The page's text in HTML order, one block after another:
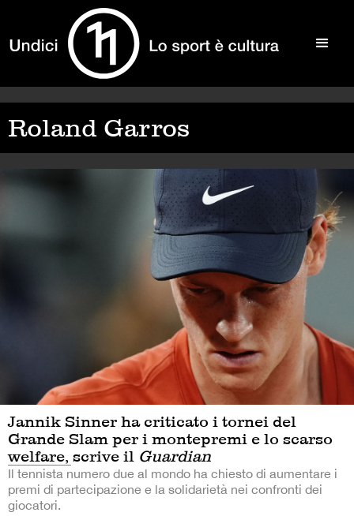
Roland Garros
Jannik Sinner ha criticato i tornei del
Grande Slam per i montepremi e lo scarso
welfare, scrive il Guardian
Il tennista numero due al mondo ha chiesto di aumentare i
premi di partecipazione e la solidarietà nei confronti dei
giocatori.